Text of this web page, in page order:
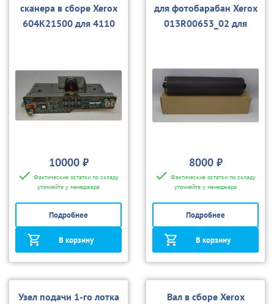
сканера в сборе Xerox
604K21500 для 4110
10000 ₽
Фактические остатки по складу
уточняйте у менеджера
Подробнее
В корзину
для фотобарабан Xerox
013R00653_02 для
8000 ₽
Фактические остатки по складу
уточняйте у менеджера
Подробнее
В корзину
Узел подачи 1-го лотка
Вал в сборе Xerox